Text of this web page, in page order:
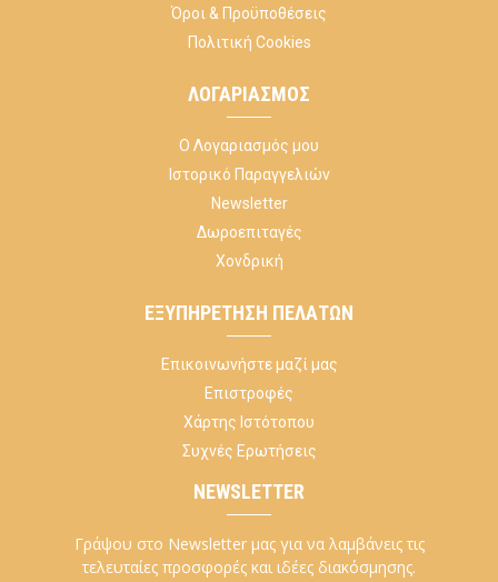
Όροι & Προϋποθέσεις
Πολιτική Cookies
ΛΟΓΑΡΙΑΣΜΌΣ
Ο Λογαριασμός μου
Ιστορικό Παραγγελιών
Newsletter
Δωροεπιταγές
Χονδρική
ΕΞΥΠΗΡΈΤΗΣΗ ΠΕΛΑΤΏΝ
Επικοινωνήστε μαζί μας
Επιστροφές
Χάρτης Ιστότοπου
Συχνές Ερωτήσεις
NEWSLETTER
Γράψου στο Newsletter μας για να λαμβάνεις τις
τελευταίες προσφορές και ιδέες διακόσμησης.